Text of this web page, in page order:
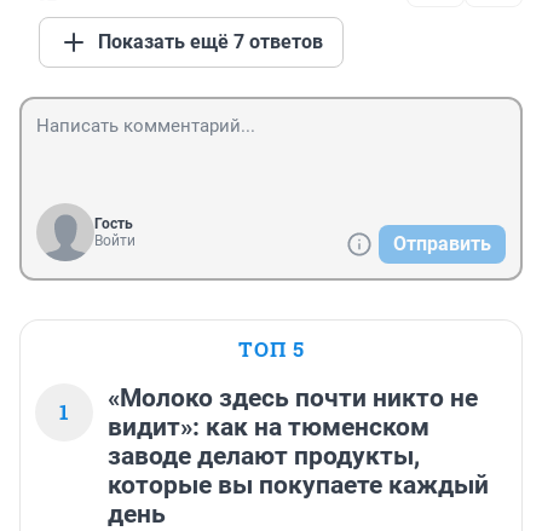
Показать ещё 7 ответов
Гость
Войти
Отправить
ТОП 5
1
«Молоко здесь почти никто не
видит»: как на тюменском
заводе делают продукты,
которые вы покупаете каждый
день